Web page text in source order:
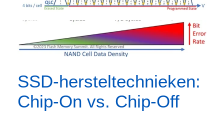
SSD-hersteltechnieken:
Chip-On vs. Chip-Off